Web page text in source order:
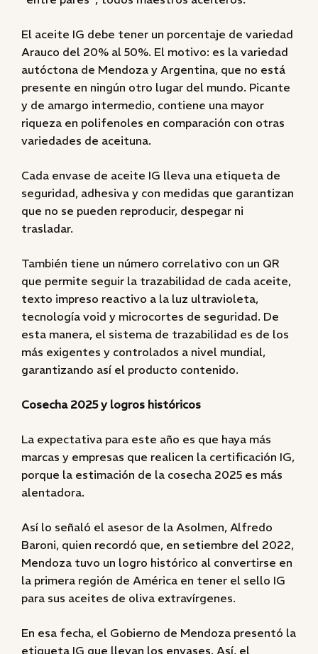
El aceite IG debe tener un porcentaje de variedad
Arauco del 20% al 50%. El motivo: es la variedad
autóctona de Mendoza y Argentina, que no está
presente en ningún otro lugar del mundo. Picante
y de amargo intermedio, contiene una mayor
riqueza en polifenoles en comparación con otras
variedades de aceituna.
Cada envase de aceite IG lleva una etiqueta de
seguridad, adhesiva y con medidas que garantizan
que no se pueden reproducir, despegar ni
trasladar.
También tiene un número correlativo con un QR
que permite seguir la trazabilidad de cada aceite,
texto impreso reactivo a la luz ultravioleta,
tecnología void y microcortes de seguridad. De
esta manera, el sistema de trazabilidad es de los
más exigentes y controlados a nivel mundial,
garantizando así el producto contenido.
Cosecha 2025 y logros históricos
La expectativa para este año es que haya más
marcas y empresas que realicen la certificación IG,
porque la estimación de la cosecha 2025 es más
alentadora.
Así lo señaló el asesor de la Asolmen, Alfredo
Baroni, quien recordó que, en setiembre del 2022,
Mendoza tuvo un logro histórico al convertirse en
la primera región de América en tener el sello IG
para sus aceites de oliva extravírgenes.
En esa fecha, el Gobierno de Mendoza presentó la
etiqueta IG que llevan los envases. Así, el